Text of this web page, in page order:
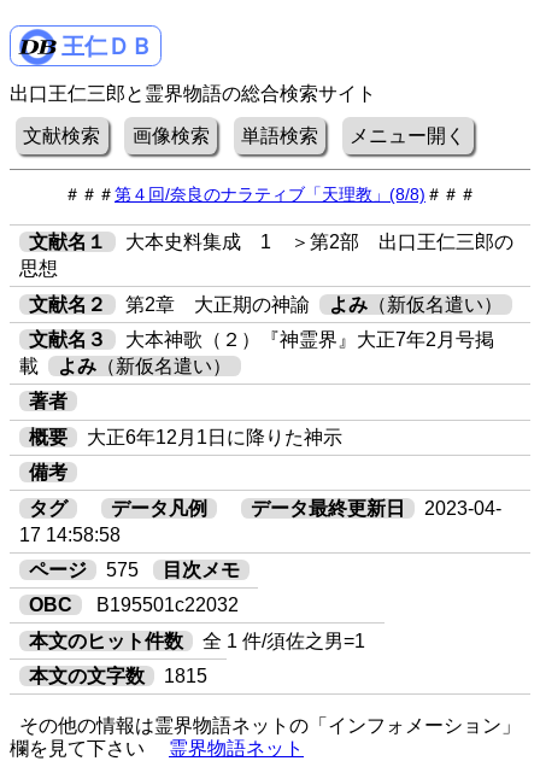
王仁ＤＢ
出口王仁三郎と霊界物語の総合検索サイト
文献検索 画像検索 単語検索 メニュー開く
＃＃＃第４回/奈良のナラティブ「天理教」(8/8) ＃＃＃
文献名１
大本史料集成 1 ＞第2部 出口王仁三郎の
思想
文献名２
第2章 大正期の神諭 よみ （新仮名遣い）
文献名３
大本神歌（２）『神霊界』大正7年2月号掲
載
よみ （新仮名遣い）
著者
概要
大正6年12月1日に降りた神示
備考
タグ
データ凡例 データ最終更新日
2023-04-
17 14:58:58
ページ
575
目次メモ
OBC
B195501c22032
本文のヒット件数
全 1 件/須佐之男=1
本文の文字数
1815
その他の情報は霊界物語ネットの「インフォメーション」
欄を見て下さい
霊界物語ネット